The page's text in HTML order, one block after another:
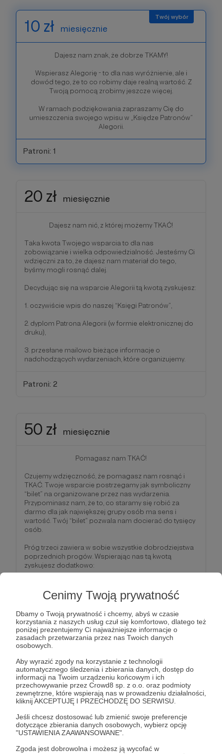
Cenimy Twoją prywatność
Dbamy o Twoją prywatność i chcemy, abyś w czasie
korzystania z naszych usług czuł się komfortowo, dlatego też
poniżej prezentujemy Ci najważniejsze informacje o
zasadach przetwarzania przez nas Twoich danych
osobowych.
Aby wyrazić zgody na korzystanie z technologii
automatycznego śledzenia i zbierania danych, dostęp do
informacji na Twoim urządzeniu końcowym i ich
przechowywanie przez Crowd8 sp. z o.o. oraz podmioty
zewnętrzne, które wspierają nas w prowadzeniu działalności,
kliknij AKCEPTUJĘ I PRZECHODZĘ DO SERWISU.
Jeśli chcesz dostosować lub zmienić swoje preferencje
dotyczące zbierania danych osobowych, wybierz opcję
"USTAWIENIA ZAAWANSOWANE".
Zgoda jest dobrowolna i możesz ją wycofać w
10 zł miesięcznie
Dajesz nam znak, że dobrze TKAMY!
Wspierasz Alegorię - to dla nas wyróżnienie, ale i
dowód tego, że to co robimy daje realną wartość. Z
Twoją pomocą zrobimy jeszcze więcej.
W ramach podziękowania zapraszamy Cię do
umieszczenia swojego wpisu w „Księdze Patronów”
Alegorii.
Patroni: 1
20 zł miesięcznie
Dajesz nam nić, z której możemy TKAĆ!
Taka kwota Twojego wsparcia to dla nas
zobowiązanie i wielka odpowiedzialność. Jesteśmy Ci
wdzięczni za to, że dajesz nam materiał do tego,
byśmy mogli rosnąć dalej.
Decydując się na wsparcie Alegorii tą kwotą zyskujesz:
1. oczywiście wpis do naszej “Księgi Patronów”,
2. dyplom Patrona Alegorii (w formie elektronicznej do
druku),
3. przesłane mailowo bieżące informacje o
nadchodzących wydarzeniach, które organizujemy.
Patroni: 2
50 zł miesięcznie
Pomagasz nam TKAĆ!
Czujemy wdzięczność, że pomagasz nam rosnąć i
TKAĆ. Twoje wsparcie postrzegamy jak symboliczny
“bilet” na organizowane przez nas wydarzenia.
Przypominasz nam, że to, co staramy się robić za
darmo dla jak największej grupy osób ma sens i
wartość. Twój “bilet” pozwala nam docierać do tysięcy
osób.
Próg trzeci zawiera w sobie wszystkie dobrodziejstwa
poprzednich progów. Wspierając nas tą kwotą
zyskujesz dodatkowo:
Patronów” o dowolne przesłanie - czekamy na krótką
formę tekstową (do 3-5 zdań) którą zamieścimy w
Księdze,
2. pierwszeństwo udziału w wybranych wydarzeniach
ograniczonych limitem miejsc (np. konferencje i
spotkania eksperckie),
3. raz w miesiącu przesłaną przez nas propozycje
książek, podcastów, publikacji wartych zapoznania -
wszystko to w ramach tematyki naszych działań.
Patroni: 1